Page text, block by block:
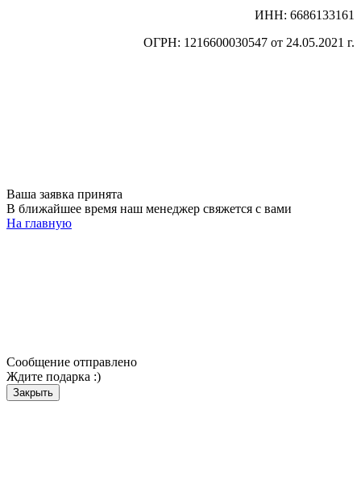
ИНН: 6686133161
ОГРН: 1216600030547 от 24.05.2021 г.
Ваша заявка принята
В ближайшее время наш менеджер свяжется с вами
На главную
Сообщение отправлено
Ждите подарка :)
Закрыть